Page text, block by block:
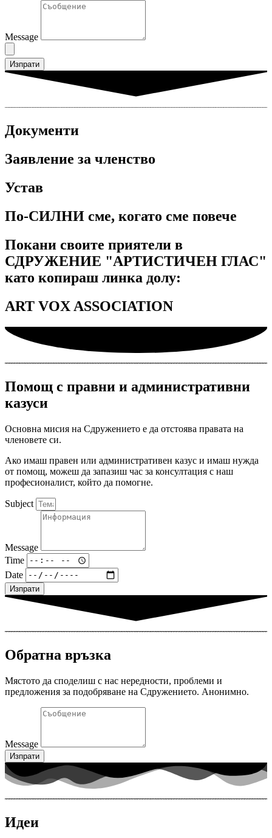
Message
Изпрати
Документи
Заявление за членство
Устав
По-СИЛНИ сме, когато сме повече
Покани своите приятели в
СДРУЖЕНИЕ "АРТИСТИЧЕН ГЛАС"
като копираш линка долу:
ART VOX ASSOCIATION
Помощ с правни и административни
казуси
Основна мисия на Сдружението е да отстоява правата на
членовете си.
Ако имаш правен или административен казус и имаш нужда
от помощ, можеш да запазиш час за консултация с наш
професионалист, който да помогне.
Subject
Message
Time
Date
Изпрати
Обратна връзка
Мястото да споделиш с нас нередности, проблеми и
предложения за подобряване на Сдружението. Анонимно.
Message
Изпрати
Идеи